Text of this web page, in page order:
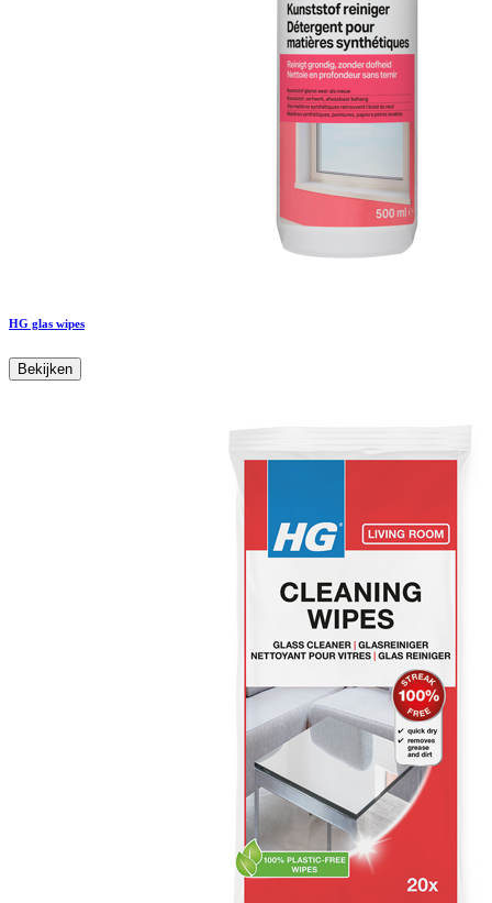
HG glas wipes
Bekijken